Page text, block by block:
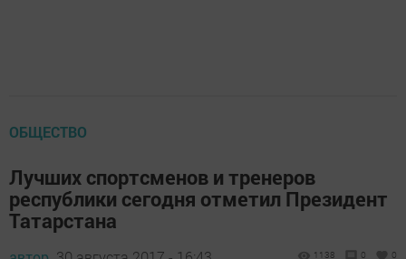
ОБЩЕСТВО
Лучших спортсменов и тренеров
республики сегодня отметил Президент
Татарстана
1138 0 0